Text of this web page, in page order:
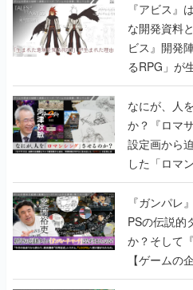
『アビス』
な開発資料
ビス』開発
るRPG」が
書】
なにが、人
か？『ロマ
設定画から
した「ロマ
書】
『ガンパ
PSの伝説的
か？そして
【ゲームの